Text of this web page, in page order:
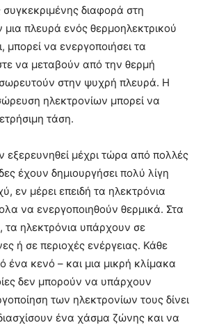
διαφορά στη
πλευρά ενός θερμοηλεκτρικού
μπορεί να ενεργοποιήσει τα
να μεταβούν από την θερμή
στην ψυχρή πλευρά. Η
ηλεκτρονίων μπορεί να
τάση.
εξερευνηθεί μέχρι τώρα από πολλές
έχουν δημιουργήσει πολύ λίγη
εν μέρει επειδή τα ηλεκτρόνια
να ενεργοποιηθούν θερμικά. Στα
τα ηλεκτρόνια υπάρχουν σε
ή σε περιοχές ενέργειας. Κάθε
ένα κενό – και μια μικρή κλίμακα
δεν μπορούν να υπάρχουν
των ηλεκτρονίων τους δίνει
ένα χάσμα ζώνης και να